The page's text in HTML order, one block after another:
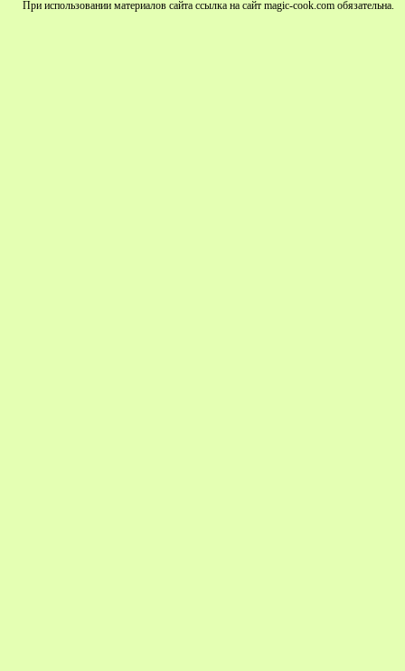
При использовании материалов сайта ссылка на сайт magic-cook.com обязательна.